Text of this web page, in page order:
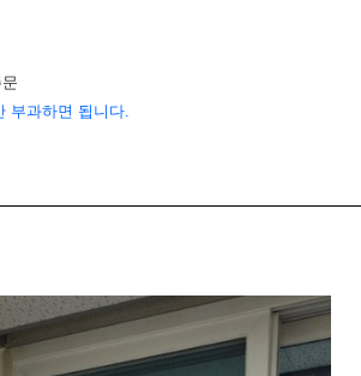
부과하면 됩니다.